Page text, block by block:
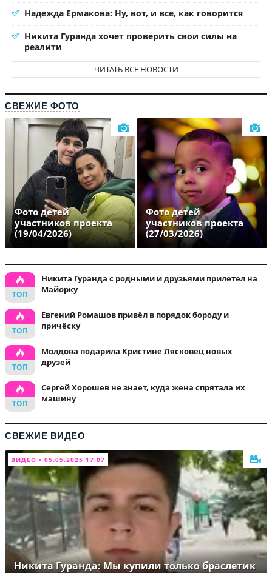
Надежда Ермакова: Ну, вот, и все, как говорится
Никита Гуранда хочет проверить свои силы на
реалити
ЧИТАТЬ ВСЕ НОВОСТИ
СВЕЖИЕ ФОТО
Фото детей
участников проекта
(19/04/2026)
Фото детей
участников проекта
(27/03/2026)
Никита Гуранда с родными и друзьями прилетел на
Майорку
Евгений Ромашов привёл в порядок бороду и
причёску
Молдова подарила Кристине Лясковец новых
друзей
Сергей Хорошев не знает, куда жена спрятала их
машину
СВЕЖИЕ ВИДЕО
ВИДЕО • 05.05.2025 17:07
Никита Гуранда: Мы купили только браслетик